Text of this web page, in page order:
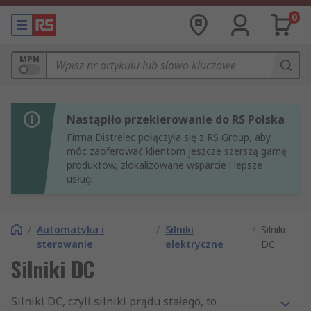
0
MPN
Nastąpiło przekierowanie do RS Polska
Firma Distrelec połączyła się z RS Group, aby
móc zaoferować klientom jeszcze szerszą gamę
produktów, zlokalizowane wsparcie i lepsze
usługi.
/ Automatyka i
sterowanie
/ Silniki
elektryczne
/ Silniki
DC
Silniki DC
Silniki DC, czyli silniki prądu stałego, to